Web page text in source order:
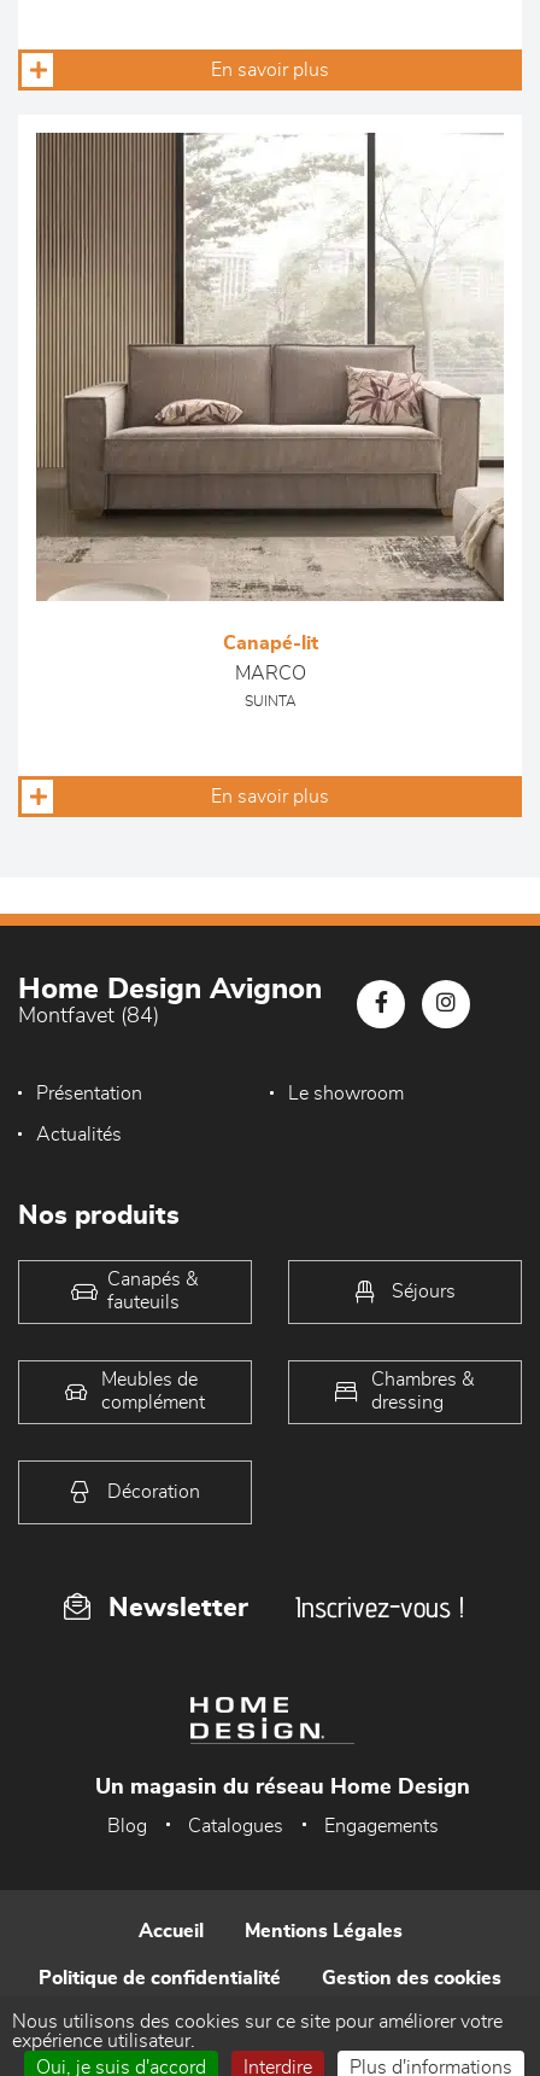
En savoir plus
Canapé-lit
MARCO
SUINTA
En savoir plus
Home Design Avignon
Montfavet (84)
Présentation Le showroom
Actualités
Nos produits
Canapés &
fauteuils
Séjours
Meubles de
complément
Chambres &
dressing
Décoration
Newsletter Inscrivez-vous !
Un magasin du réseau Home Design
Blog Catalogues Engagements
Accueil Mentions Légales
Politique de confidentialité Gestion des cookies
Contact
Nous utilisons des cookies sur ce site pour améliorer votre
expérience utilisateur.
Oui, je suis d'accord
Interdire Plus d'informations